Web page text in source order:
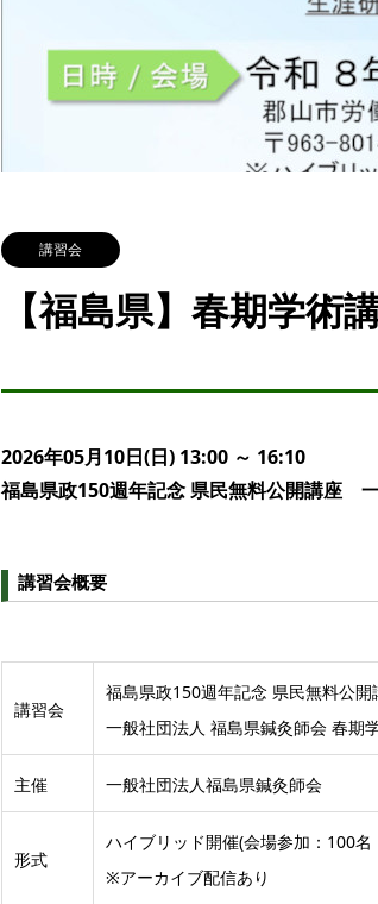
講習会
【福島県】春期学術
2026年05月10日(日) 13:00 ～ 16:10
福島県政150週年記念 県民無料公開講座
講習会概要
講習会
福島県政150週年記念 県民無料公開
一般社団法人 福島県鍼灸師会 春期
主催 一般社団法人福島県鍼灸師会
形式
ハイブリッド開催(会場参加：100
※アーカイブ配信あり